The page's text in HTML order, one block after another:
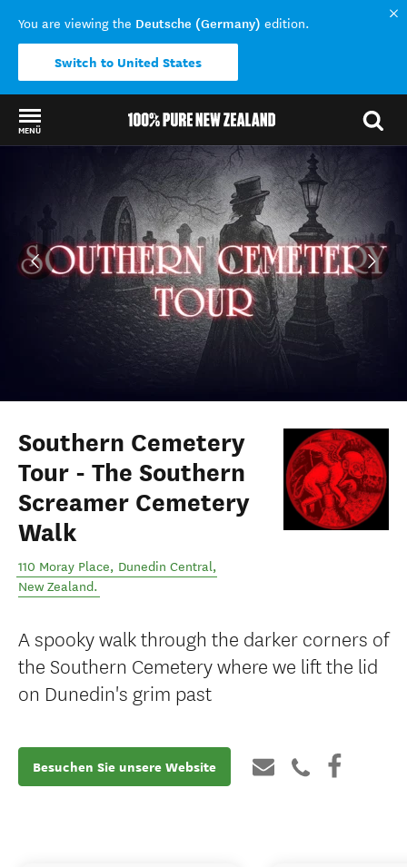
You are viewing the Deutsche (Germany) edition.
Switch to United States
MENÜ
Back to my results
Southern Cemetery
Tour - The Southern
Screamer Cemetery
Walk
110 Moray Place, Dunedin Central,
New Zealand.
A spooky walk through the darker corners of
the Southern Cemetery where we lift the lid
on Dunedin's grim past
Besuchen Sie unsere Website